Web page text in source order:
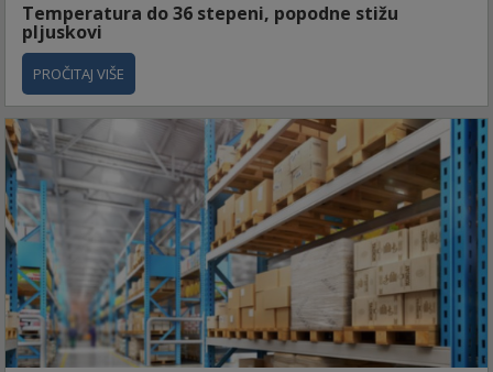
Temperatura do 36 stepeni, popodne stižu
pljuskovi
PROČITAJ VIŠE